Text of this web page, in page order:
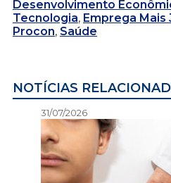
Desenvolvimento
Tecnologia, Emprega Mais
Procon, Saúde
NOTÍCIAS
31/07/2026